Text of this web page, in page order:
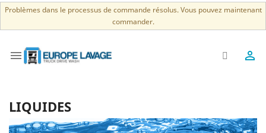
Problèmes dans le processus de commande résolus. Vous pouvez maintenant
commander.
 
LIQUIDES